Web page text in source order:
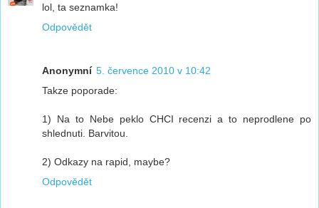
lol, ta seznamka!
Odpovědět
Anonymní 5. července 2010 v 10:42
Takze poporade:
1) Na to Nebe peklo CHCI recenzi a to neprodlene po
shlednuti. Barvitou.
2) Odkazy na rapid, maybe?
Odpovědět